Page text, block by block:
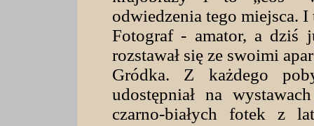
odwiedzenia tego miejsca. I
Fotograf - amator, a dziś
rozstawał się ze swoimi
Gródka. Z każdego
udostępniał na
czarno-białych fotek z